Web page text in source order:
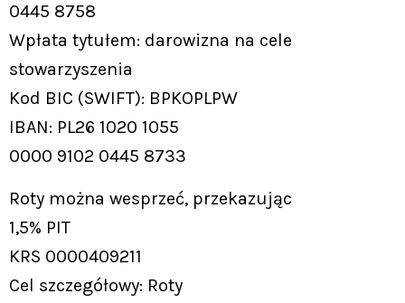
0445 8758
Wpłata tytułem: darowizna na cele
stowarzyszenia
Kod BIC (SWIFT): BPKOPLPW
IBAN: PL26 1020 1055
0000 9102 0445 8733
Roty można wesprzeć, przekazując
1,5% PIT
KRS 0000409211
Cel szczegółowy: Roty